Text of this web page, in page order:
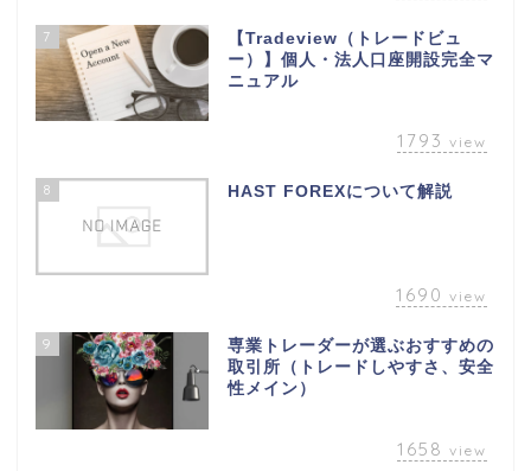
7
【Tradeview（トレードビュ
ー）】個人・法人口座開設完全マ
ニュアル
1793 view
8 HAST FOREXについて解説
1690 view
9
専業トレーダーが選ぶおすすめの
取引所（トレードしやすさ、安全
性メイン）
1658 view